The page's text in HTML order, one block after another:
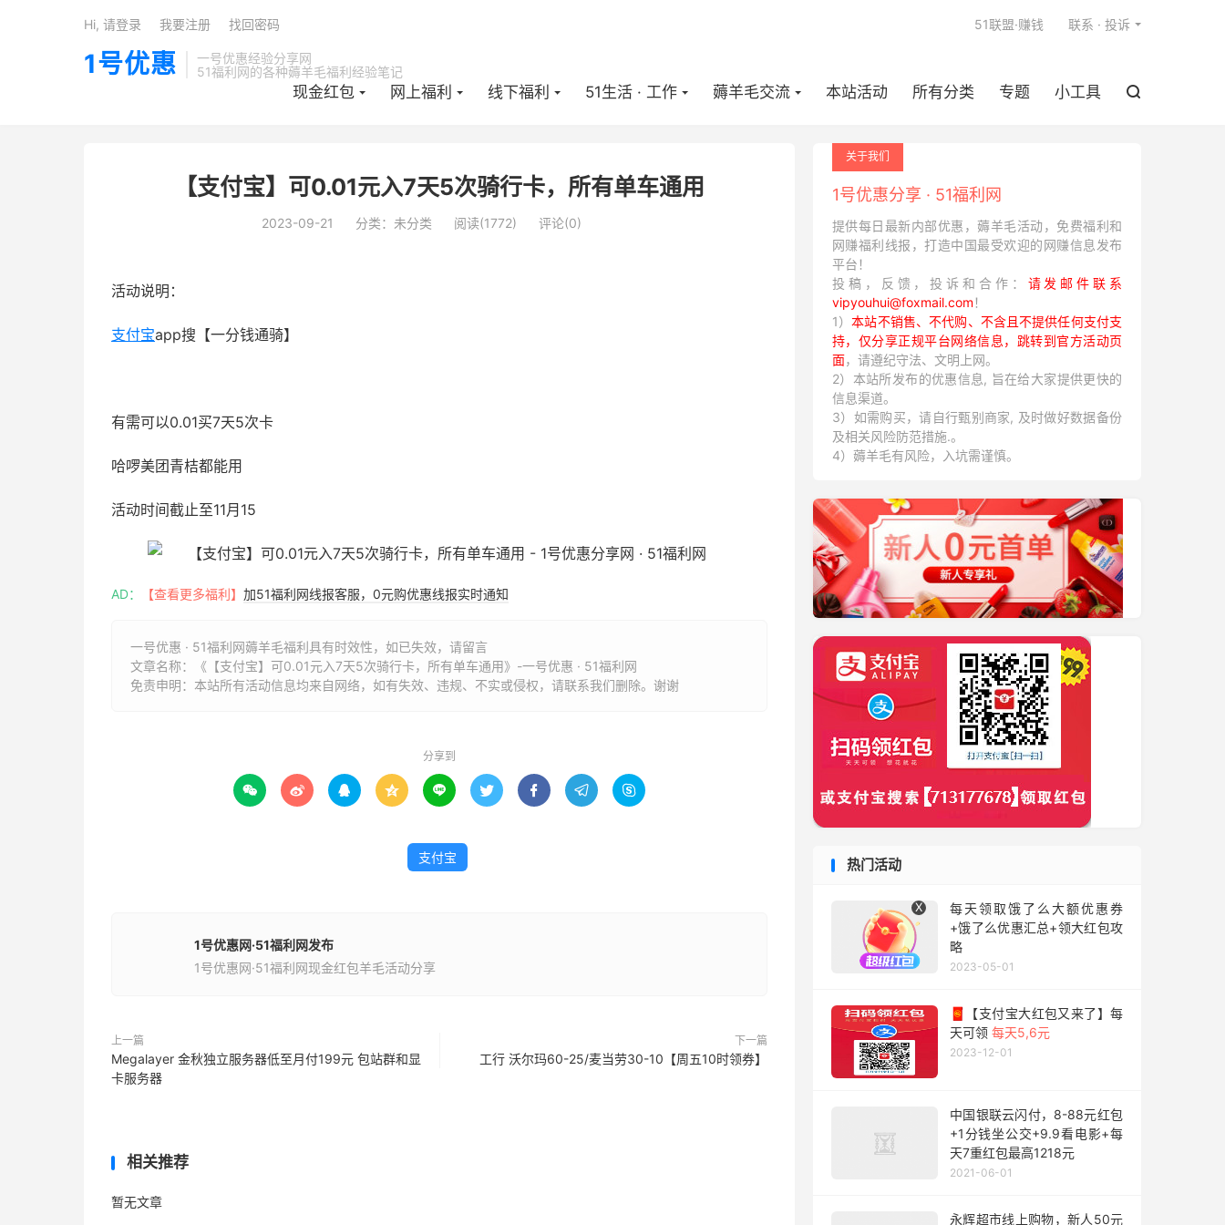
1号优惠
一号优惠经验分享网
51福利网的各种薅羊毛福利经验笔记
现金红包 网上福利 线下福利 51生活 · 工作 薅羊毛交流 本站活动 所有分类 专题 小工具 
51联盟·赚钱 联系 · 投诉
Hi, 请登录 我要注册 找回密码
【支付宝】可0.01元入7天5次骑行卡，所有单车通用
2023-09-21 分类：未分类 阅读(1772) 评论(0)
活动说明：
支付宝app搜【一分钱通骑】
有需可以0.01买7天5次卡
哈啰美团青桔都能用
活动时间截止至11月15
AD： 【查看更多福利】 加51福利网线报客服，0元购优惠线报实时通知
一号优惠 · 51福利网薅羊毛福利具有时效性，如已失效，请留言
文章名称：
《【支付宝】可0.01元入7天5次骑行卡，所有单车通用》-一号优惠 · 51福利网
免责申明：本站所有活动信息均来自网络，如有失效、违规、不实或侵权，请联系我们删除。谢谢
分享到
        
支付宝
1号优惠网·51福利网发布
1号优惠网·51福利网现金红包羊毛活动分享
上一篇
Megalayer 金秋独立服务器低至月付199元 包站群和显
卡服务器
下一篇
工行 沃尔玛60-25/麦当劳30-10【周五10时领券】
相关推荐
暂无文章
关于我们
1号优惠分享 · 51福利网
提供每日最新内部优惠，薅羊毛活动，免费福利和
网赚福利线报，打造中国最受欢迎的网赚信息发布
平台！
投稿，反馈，投诉和合作： 请发邮件联系
vipyouhui@foxmail.com！
1）本站不销售、不代购、不含且不提供任何支付支
持，仅分享正规平台网络信息，跳转到官方活动页
面，请遵纪守法、文明上网。
2）本站所发布的优惠信息, 旨在给大家提供更快的
信息渠道。
3）如需购买，请自行甄别商家, 及时做好数据备份
及相关风险防范措施.。
4）薅羊毛有风险，入坑需谨慎。
热门活动
每天领取饿了么大额优惠券
+饿了么优惠汇总+领大红包攻
略
2023-05-01
🧧【支付宝大红包又来了】每
天可领 每天5,6元
2023-12-01
中国银联云闪付，8-88元红包
+1分钱坐公交+9.9看电影+每
天7重红包最高1218元
2021-06-01
永辉超市线上购物，新人50元
X